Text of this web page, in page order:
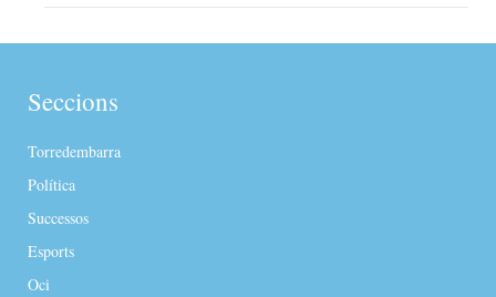
Seccions
Torredembarra
Política
Successos
Esports
Oci